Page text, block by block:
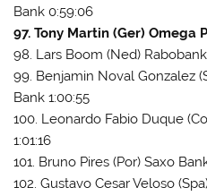
Bank 0:59:06
97. Tony Martin (Ger) Omega
98. Lars Boom (Ned)
99. Benjamin Noval Gonzalez
Bank 1:00:55
100. Leonardo Fabio Duque
1:01:16
101. Bruno Pires (Por) Saxo
102. Gustavo Cesar Veloso